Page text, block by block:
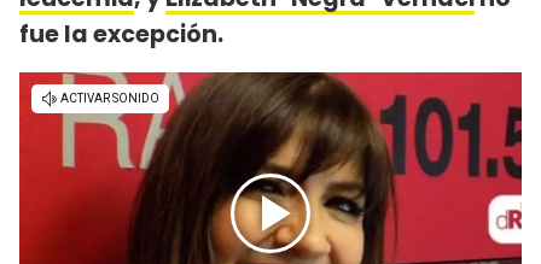
fue la excepción.